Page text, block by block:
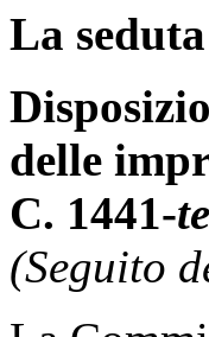
La
delle
C. 1441-
(Seguito